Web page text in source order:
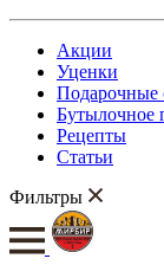
Акции
Уценки
Подарочные
Бутылочное
Рецепты
Статьи
Фильтры